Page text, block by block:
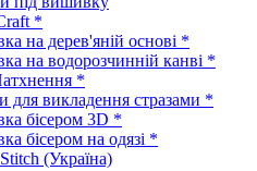
*
на дерев'яній основі *
на водорозчинній канві *
*
для викладення стразами *
бісером 3D *
бісером на одязі *
(Україна)